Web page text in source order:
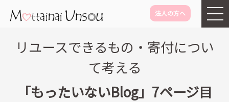
法人の方へ
リユースできるもの・寄付につい
て考える
「もったいないBlog」 7ページ目